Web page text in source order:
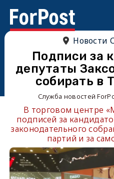
Новости
Подписи за
депутаты
собирать в
Служба новостей
В торговом центре
подписей за
законодательного
партий и за